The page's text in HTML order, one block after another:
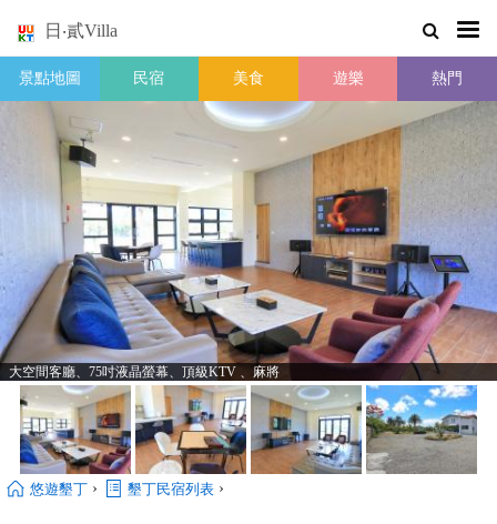
日‧貳Villa
景點地圖 民宿 美食 遊樂 熱門
大空間客廳、75吋液晶螢幕、頂級KTV 、麻將
悠遊墾丁 › 墾丁民宿列表 ›